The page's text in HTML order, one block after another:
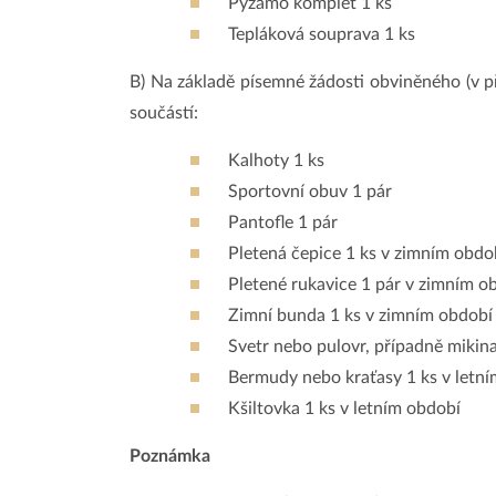
Tepláková souprava 1 ks
B) Na základě písemné žádosti obviněného
součástí:
Kalhoty 1 ks
Sportovní obuv 1 pár
Pantofle 1 pár
Pletená čepice 1 ks v zimním
Pletené rukavice 1 pár v zimním
Zimní bunda 1 ks v zimním období
Svetr nebo pulovr, případně
Bermudy nebo kraťasy 1 ks v
Kšiltovka 1 ks v letním období
Poznámka